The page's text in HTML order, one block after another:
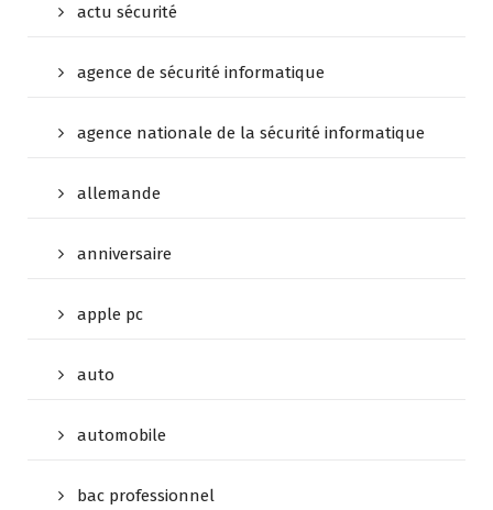
actu sécurité
agence de sécurité informatique
agence nationale de la sécurité informatique
allemande
anniversaire
apple pc
auto
automobile
bac professionnel